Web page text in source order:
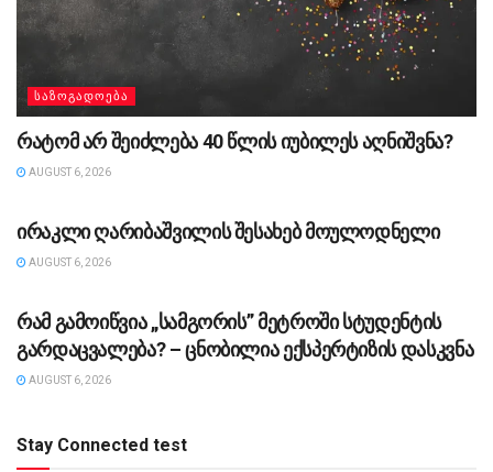
ᲡᲐᲖᲝᲒᲐᲓᲝᲔᲑᲐ
რატომ არ შეიძლება 40 წლის იუბილეს აღნიშვნა?
AUGUST 6, 2026
ირაკლი ღარიბაშვილის შესახებ მოულოდნელი
AUGUST 6, 2026
რამ გამოიწვია „სამგორის” მეტროში სტუდენტის
გარდაცვალება? – ცნობილია ექსპერტიზის დასკვნა
AUGUST 6, 2026
Stay Connected test